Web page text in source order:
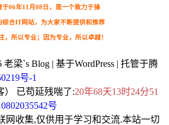
06年11月08日，是一个致力于操
合IT网站，为大家不断提供和推荐
所以专业；因为专业，所以卓越！
老梁`s Blog | 基于WordPress | 托管于腾
号-1
） 已苟延残喘了:20年68天13时24分51
号
网收集,仅供用于学习和交流.本站一切